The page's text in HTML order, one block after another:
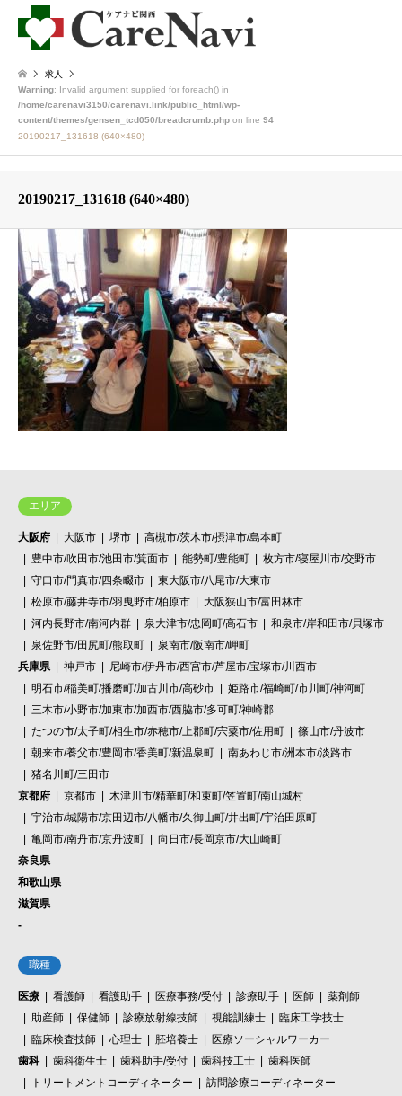
求人
Warning: Invalid argument supplied for foreach() in
/home/carenavi3150/carenavi.link/public_html/wp-
content/themes/gensen_tcd050/breadcrumb.php on line 94
20190217_131618 (640×480)
20190217_131618 (640×480)
エリア
大阪府 大阪市 堺市
高槻市/茨木市/摂津市/島本町
豊中市/吹田市/池田市/箕面市
能勢町/豊能町
枚方市/寝屋川市/交野市
守口市/門真市/四条畷市
東大阪市/八尾市/大東市
松原市/藤井寺市/羽曳野市/柏原市
大阪狭山市/富田林市
河内長野市/南河内群
泉大津市/忠岡町/高石市
和泉市/岸和田市/貝塚市
泉佐野市/田尻町/熊取町
泉南市/阪南市/岬町
兵庫県
神戸市
尼崎市/伊丹市/西宮市/芦屋市/宝塚市/川西市
明石市/稲美町/播磨町/加古川市/高砂市
姫路市/福崎町/市川町/神河町
三木市/小野市/加東市/加西市/西脇市/多可町/神崎郡
たつの市/太子町/相生市/赤穂市/上郡町/宍粟市/佐用町
篠山市/丹波市
朝来市/養父市/豊岡市/香美町/新温泉町
南あわじ市/洲本市/淡路市
猪名川町/三田市
京都府
京都市
木津川市/精華町/和束町/笠置町/南山城村
宇治市/城陽市/京田辺市/八幡市/久御山町/井出町/宇治田原町
亀岡市/南丹市/京丹波町
向日市/長岡京市/大山崎町
奈良県
和歌山県
滋賀県
-
職種
医療 看護師 看護助手 医療事務/受付 診療助手 医師
薬剤師
助産師
保健師 診療放射線技師 視能訓練士
臨床工学技士
臨床検査技師
心理士 胚培養士
医療ソーシャルワーカー
歯科
歯科衛生士 歯科助手/受付 歯科技工士
歯科医師
トリートメントコーディネーター
訪問診療コーディネーター